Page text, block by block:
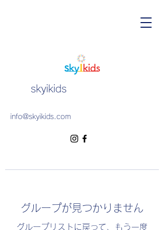
skyikids
info@skyikids.com
グループが見つかりません
グループリストに戻って、もう一度